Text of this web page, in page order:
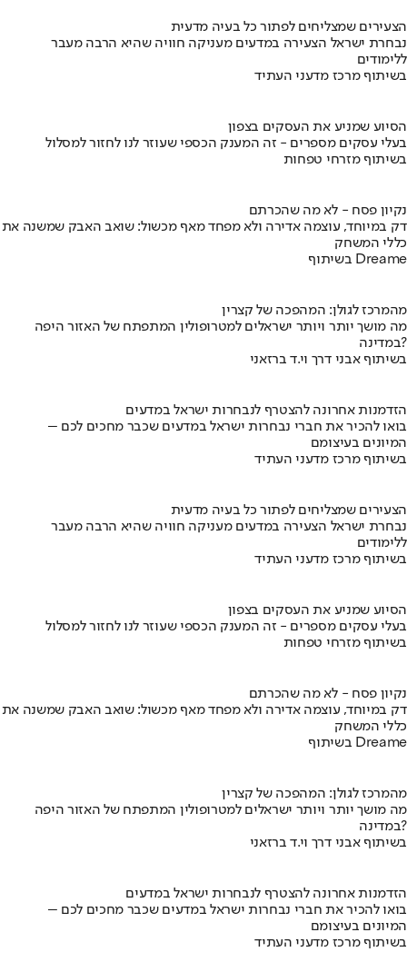
הצעירים שמצליחים לפתור כל בעיה מדעית
נבחרת ישראל הצעירה במדעים מעניקה חוויה שהיא הרבה מעבר
ללימודים
בשיתוף מרכז מדעני העתיד
הסיוע שמניע את העסקים בצפון
בעלי עסקים מספרים - זה המענק הכספי שעוזר לנו לחזור למסלול
בשיתוף מזרחי טפחות
נקיון פסח - לא מה שהכרתם
דק במיוחד, עוצמה אדירה ולא מפחד מאף מכשול: שואב האבק שמשנה את
כללי המשחק
בשיתוף Dreame
מהמרכז לגולן: המהפכה של קצרין
מה מושך יותר ויותר ישראלים למטרופולין המתפתח של האזור היפה
במדינה?
בשיתוף אבני דרך וי.ד ברזאני
הזדמנות אחרונה להצטרף לנבחרות ישראל במדעים
בואו להכיר את חברי נבחרות ישראל במדעים שכבר מחכים לכם –
המיונים בעיצומם
בשיתוף מרכז מדעני העתיד
הצעירים שמצליחים לפתור כל בעיה מדעית
נבחרת ישראל הצעירה במדעים מעניקה חוויה שהיא הרבה מעבר
ללימודים
בשיתוף מרכז מדעני העתיד
הסיוע שמניע את העסקים בצפון
בעלי עסקים מספרים - זה המענק הכספי שעוזר לנו לחזור למסלול
בשיתוף מזרחי טפחות
נקיון פסח - לא מה שהכרתם
דק במיוחד, עוצמה אדירה ולא מפחד מאף מכשול: שואב האבק שמשנה את
כללי המשחק
בשיתוף Dreame
מהמרכז לגולן: המהפכה של קצרין
מה מושך יותר ויותר ישראלים למטרופולין המתפתח של האזור היפה
במדינה?
בשיתוף אבני דרך וי.ד ברזאני
הזדמנות אחרונה להצטרף לנבחרות ישראל במדעים
בואו להכיר את חברי נבחרות ישראל במדעים שכבר מחכים לכם –
המיונים בעיצומם
בשיתוף מרכז מדעני העתיד